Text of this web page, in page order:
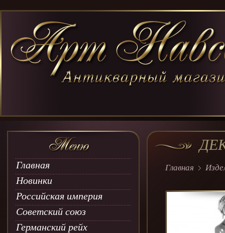
Главная
Новинки
Российская империя
Советский союз
Германский рейх
Главная